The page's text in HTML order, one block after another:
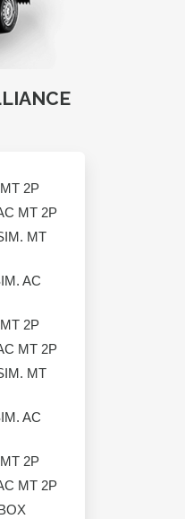
2P
MT 2P
MT
AC
2P
MT 2P
MT
AC
2P
MT 2P